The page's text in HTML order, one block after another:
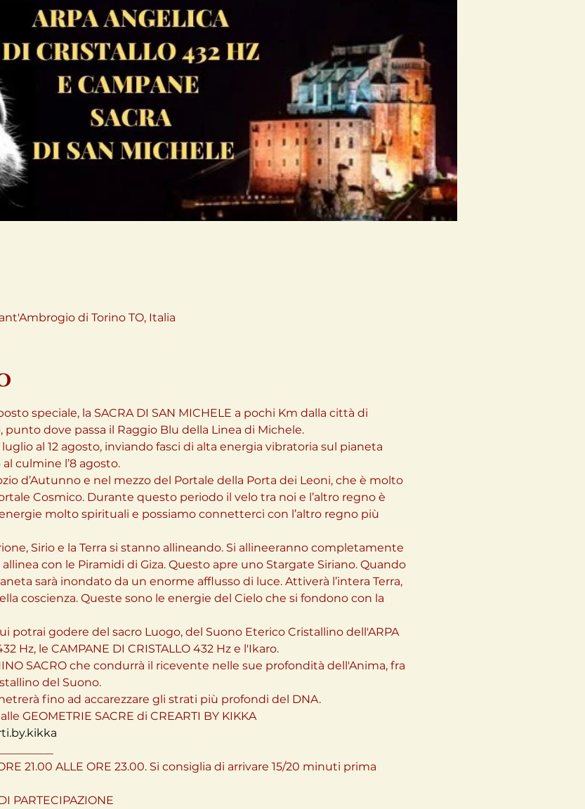
di Torino TO, Italia
speciale, la SACRA DI SAN MICHELE a pochi Km dalla città di
punto dove passa il Raggio Blu della Linea di Michele.
al 12 agosto, inviando fasci di alta energia vibratoria sul pianeta
culmine l’8 agosto.
d’Autunno e nel mezzo del Portale della Porta dei Leoni, che è molto
Cosmico. Durante questo periodo il velo tra noi e l’altro regno è
molto spirituali e possiamo connetterci con l’altro regno più
Sirio e la Terra si stanno allineando. Si allineeranno completamente
con le Piramidi di Giza. Questo apre uno Stargate Siriano. Quando
sarà inondato da un enorme afflusso di luce. Attiverà l’intera Terra,
coscienza. Queste sono le energie del Cielo che si fondono con la
potrai godere del sacro Luogo, del Suono Eterico Cristallino dell'ARPA
Hz, le CAMPANE DI CRISTALLO 432 Hz e l'Ikaro.
SACRO che condurrà il ricevente nelle sue profondità dell'Anima, fra
del Suono.
fino ad accarezzare gli strati più profondi del DNA.
L'ESPERIENZA verrà sostenuta dalle GEOMETRIE SACRE di CREARTI BY KIKKA
21.00 ALLE ORE 23.00. Si consiglia di arrivare 15/20 minuti prima
PARTECIPAZIONE